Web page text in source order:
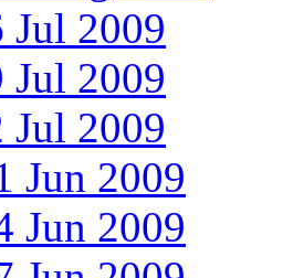
Jul 2009
Jul 2009
Jul 2009
Jun 2009
Jun 2009